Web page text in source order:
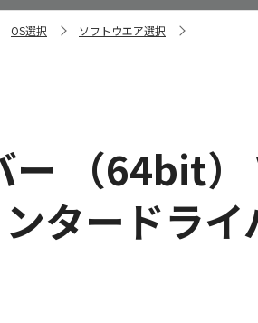
OS選択
ソフトウエア選択
ー （64bit
タードライ